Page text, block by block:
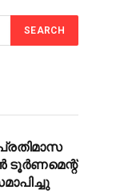
ടൂർണമെന്റ്